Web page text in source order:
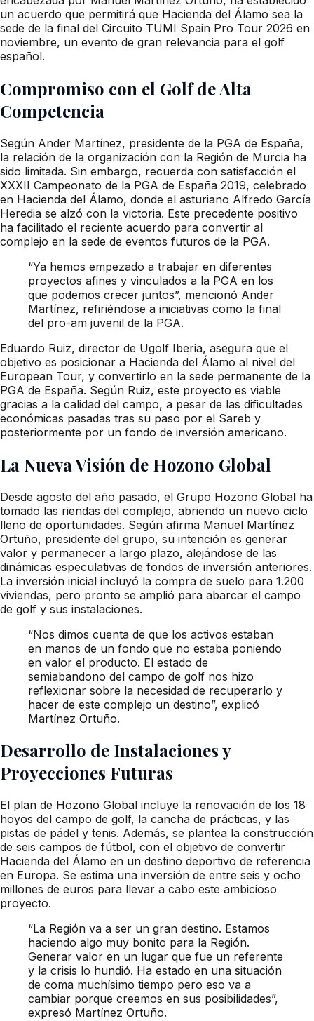
un acuerdo que permitirá que Hacienda del Álamo sea la
sede de la final del Circuito TUMI Spain Pro Tour 2026 en
noviembre, un evento de gran relevancia para el golf
español.
Compromiso con el Golf de Alta
Competencia
Según Ander Martínez, presidente de la PGA de España,
la relación de la organización con la Región de Murcia ha
sido limitada. Sin embargo, recuerda con satisfacción el
XXXII Campeonato de la PGA de España 2019, celebrado
en Hacienda del Álamo, donde el asturiano Alfredo García
Heredia se alzó con la victoria. Este precedente positivo
ha facilitado el reciente acuerdo para convertir al
complejo en la sede de eventos futuros de la PGA.
“Ya hemos empezado a trabajar en diferentes
proyectos afines y vinculados a la PGA en los
que podemos crecer juntos”, mencionó Ander
Martínez, refiriéndose a iniciativas como la final
del pro-am juvenil de la PGA.
Eduardo Ruiz, director de Ugolf Iberia, asegura que el
objetivo es posicionar a Hacienda del Álamo al nivel del
European Tour, y convertirlo en la sede permanente de la
PGA de España. Según Ruiz, este proyecto es viable
gracias a la calidad del campo, a pesar de las dificultades
económicas pasadas tras su paso por el Sareb y
posteriormente por un fondo de inversión americano.
La Nueva Visión de Hozono Global
Desde agosto del año pasado, el Grupo Hozono Global ha
tomado las riendas del complejo, abriendo un nuevo ciclo
lleno de oportunidades. Según afirma Manuel Martínez
Ortuño, presidente del grupo, su intención es generar
valor y permanecer a largo plazo, alejándose de las
dinámicas especulativas de fondos de inversión anteriores.
La inversión inicial incluyó la compra de suelo para 1.200
viviendas, pero pronto se amplió para abarcar el campo
de golf y sus instalaciones.
“Nos dimos cuenta de que los activos estaban
en manos de un fondo que no estaba poniendo
en valor el producto. El estado de
semiabandono del campo de golf nos hizo
reflexionar sobre la necesidad de recuperarlo y
hacer de este complejo un destino”, explicó
Martínez Ortuño.
Desarrollo de Instalaciones y
Proyecciones Futuras
El plan de Hozono Global incluye la renovación de los 18
hoyos del campo de golf, la cancha de prácticas, y las
pistas de pádel y tenis. Además, se plantea la construcción
de seis campos de fútbol, con el objetivo de convertir
Hacienda del Álamo en un destino deportivo de referencia
en Europa. Se estima una inversión de entre seis y ocho
millones de euros para llevar a cabo este ambicioso
proyecto.
“La Región va a ser un gran destino. Estamos
haciendo algo muy bonito para la Región.
Generar valor en un lugar que fue un referente
y la crisis lo hundió. Ha estado en una situación
de coma muchísimo tiempo pero eso va a
cambiar porque creemos en sus posibilidades”,
expresó Martínez Ortuño.